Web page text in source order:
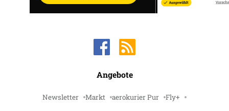
Angebote
Newsletter Markt aerokurier Pur Fly+